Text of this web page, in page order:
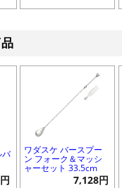
バ ワダスケ バースプー
ン フォーク＆マッシ
ャーセット 33.5cm
7,128円